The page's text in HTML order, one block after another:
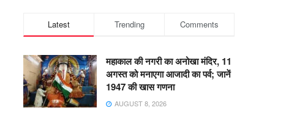
Latest Trending Comments
महाकाल की नगरी का अनोखा मंदिर, 11
अगस्त को मनाएगा आजादी का पर्व; जानें
1947 की खास गणना
AUGUST 8, 2026